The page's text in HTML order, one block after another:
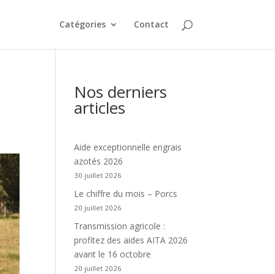
Catégories Contact
Nos derniers
articles
Aide exceptionnelle engrais
azotés 2026
30 juillet 2026
Le chiffre du mois – Porcs
20 juillet 2026
Transmission agricole :
profitez des aides AITA 2026
avant le 16 octobre
20 juillet 2026